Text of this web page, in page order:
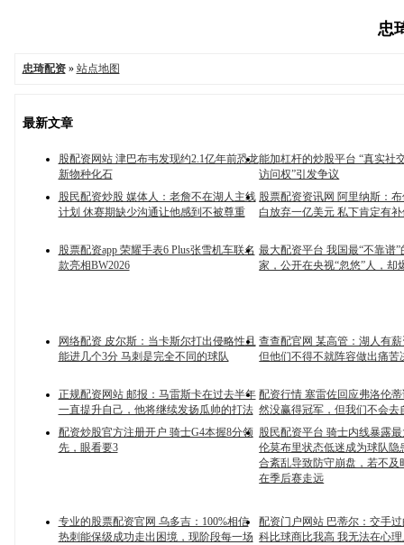
忠
忠琦配资» 站点地图
最新文章
股配资网站 津巴布韦发现约2.1亿年前恐龙
新物种化石
能加杠杆的炒股平台 “真实社
访问权”引发争议
股民配资炒股 媒体人：老詹不在湖人主线
计划 休赛期缺少沟通让他感到不被尊重
股票配资资讯网 阿里纳斯：
白放弃一亿美元 私下肯定有
股票配资app 荣耀手表6 Plus张雪机车联名
款亮相BW2026
最大配资平台 我国最“不靠谱
家，公开在央视“忽悠”人，却
网络配资 皮尔斯：当卡斯尔打出侵略性且
能进几个3分 马刺是完全不同的球队
查查配官网 某高管：湖人有
但他们不得不就阵容做出痛苦
正规配资网站 邮报：马雷斯卡在过去半年
一直提升自己，他将继续发扬瓜帅的打法
配资行情 塞雷佐回应弗洛伦
然没赢得冠军，但我们不会去
配资炒股官方注册开户 骑士G4本握8分领
先，眼看要3
股民配资平台 骑士内线暴露
伦莫布里状态低迷成为球队隐
合紊乱导致防守崩盘，若不及
在季后赛走远
专业的股票配资官网 乌多吉：100%相信
热刺能保级成功走出困境，现阶段每一场
配资门户网站 巴蒂尔：交手
科比球商比我高 我无法在心